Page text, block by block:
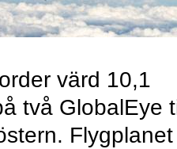
värd 10,1
två GlobalEye